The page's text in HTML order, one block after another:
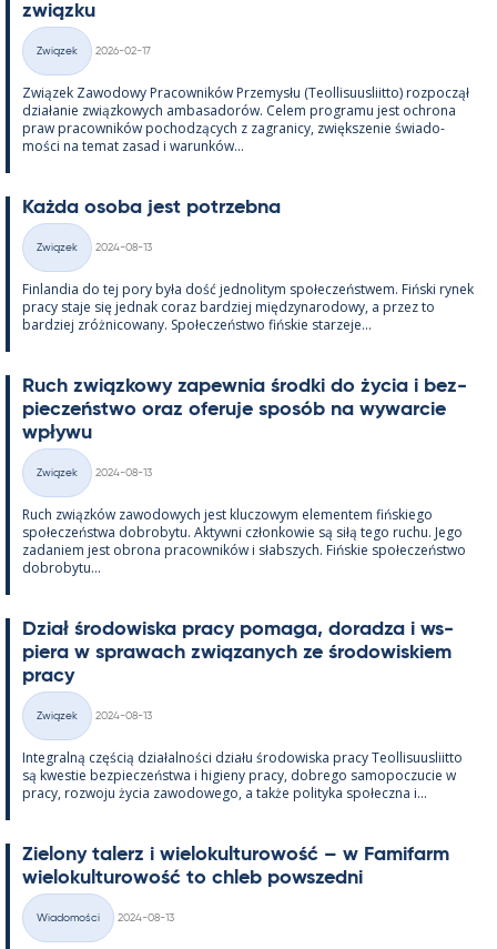
związku
Kategorie
Związek
2026-02-17
Związek Zawo­dowy Pracow­ników Prze­mysłu (Teol­li­suus­liitto) roz­począł
działa­nie związ­kowych am­ba­sa­dorów. Ce­lem pro­gramu jest ochrona
praw pracow­ników poc­hodzących z za­gra­nicy, zwiększe­nie świa­do­
mości na te­mat za­sad i wa­runków...
Każda osoba jest potrzebna
Kategorie
Związek
2024-08-13
Fin­lan­dia do tej pory była dość jed­no­li­tym społeczeństwem. Fiński ry­nek
pracy staje się jed­nak co­raz bardziej między­na­ro­dowy, a przez to
bardziej zróż­nicowany. Społeczeństwo fińs­kie starzeje...
Ruch związ­kowy za­pew­nia środki do życia i bez­
pieczeństwo oraz ofe­ruje sposób na wywarcie
wpływu
Kategorie
Związek
2024-08-13
Ruch związków zawo­dowych jest kluczowym ele­men­tem fińs­kiego
społeczeństwa do­bro­bytu. Ak­tywni człon­kowie są siłą tego ruchu. Jego
za­da­niem jest obrona pracow­ników i słabszych. Fińs­kie społeczeństwo
do­bro­bytu...
Dział śro­dowiska pracy po­maga, do­radza i ws­
piera w sprawach związa­nych ze śro­dowis­kiem
pracy
Kategorie
Związek
2024-08-13
In­te­gralną częścią działal­ności działu śro­dowiska pracy Teol­li­suus­liitto
są kwes­tie bez­pieczeństwa i hi­gieny pracy, dobrego sa­mo­poczucie w
pracy, rozwoju życia zawo­dowego, a także po­li­tyka społeczna i...
Zie­lony ta­lerz i wie­lo­kul­tu­rowość – w Fa­mi­farm
wie­lo­kul­tu­rowość to ch­leb powszedni
Kategorie
Wiadomości
2024-08-13